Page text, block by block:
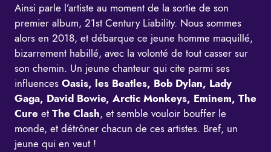
Ainsi parle l’artiste au moment de la sortie de son
premier album, 21st Century Liability. Nous sommes
alors en 2018, et débarque ce jeune homme maquillé,
bizarrement habillé, avec la volonté de tout casser sur
son chemin. Un jeune chanteur qui cite parmi ses
influences Oasis, les Beatles, Bob Dylan, Lady
Gaga, David Bowie, Arctic Monkeys, Eminem, The
Cure et The Clash, et semble vouloir bouffer le
monde, et détrôner chacun de ces artistes. Bref, un
jeune qui en veut !